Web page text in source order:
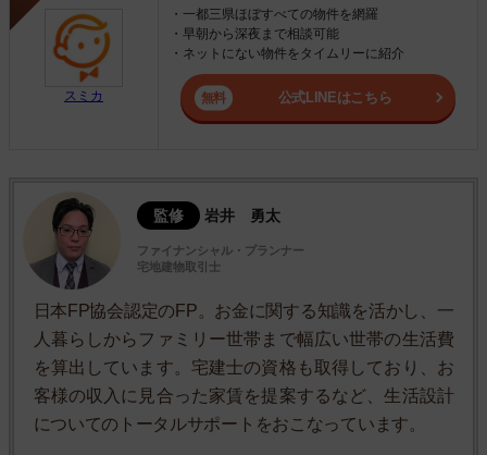
スミカ
・一都三県ほぼすべての物件を網羅
・早朝から深夜まで相談可能
・ネットにない物件をタイムリーに紹介
公式LINEはこちら
監修 岩井 勇太
ファイナンシャル・プランナー
宅地建物取引士
日本FP協会認定のFP。お金に関する知識を活かし、一
人暮らしからファミリー世帯まで幅広い世帯の生活費
を算出しています。宅建士の資格も取得しており、お
客様の収入に見合った家賃を提案するなど、生活設計
についてのトータルサポートをおこなっています。